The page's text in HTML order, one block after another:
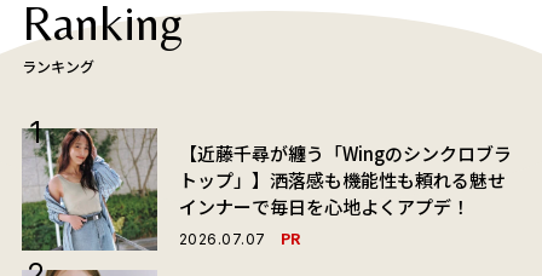
Ranking
ランキング
【近藤千尋が纏う「Wingのシンクロブラ
トップ」】洒落感も機能性も頼れる魅せ
インナーで毎日を心地よくアプデ！
2026.07.07 PR